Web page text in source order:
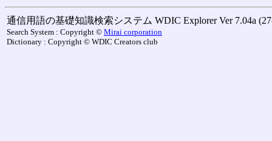
通信用語の基礎知識検索システム WDIC Explorer Ver 7.04a
Search System : Copyright © Mirai corporation
Dictionary : Copyright © WDIC Creators club